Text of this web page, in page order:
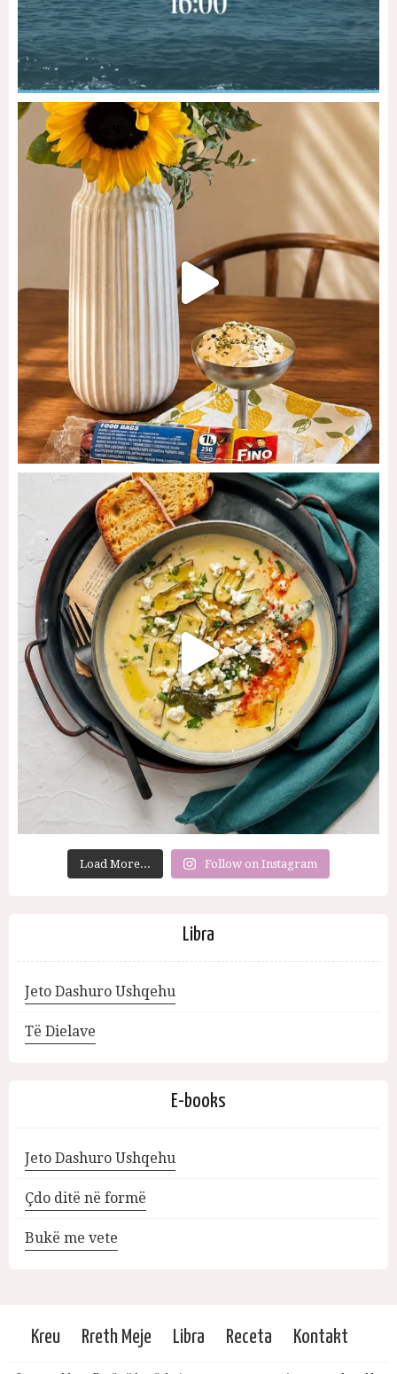
Load More... Follow on Instagram
Libra
Jeto Dashuro Ushqehu
Të Dielave
E-books
Jeto Dashuro Ushqehu
Çdo ditë në formë
Bukë me vete
Kreu Rreth Meje Libra Receta Kontakt